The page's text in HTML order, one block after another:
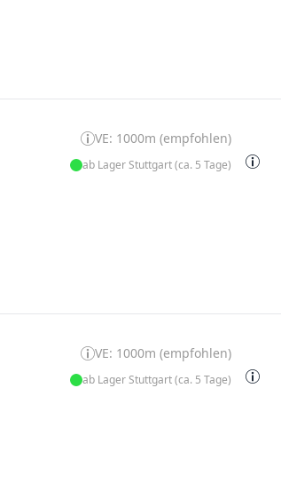
VE: 1000m (empfohlen)
ab Lager Stuttgart (ca. 5 Tage)
VE: 1000m (empfohlen)
ab Lager Stuttgart (ca. 5 Tage)